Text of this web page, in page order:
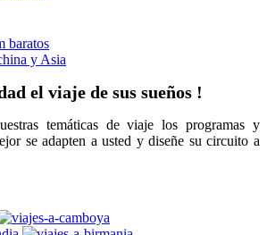
baratos
y Asia
el viaje de sus sueños !
temáticas de viaje los programas y
se adapten a usted y diseñe su circuito a